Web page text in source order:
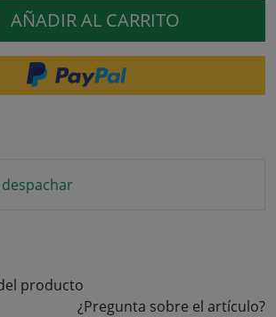
AÑADIR AL CARRITO
producto
¿Pregunta sobre el artículo?